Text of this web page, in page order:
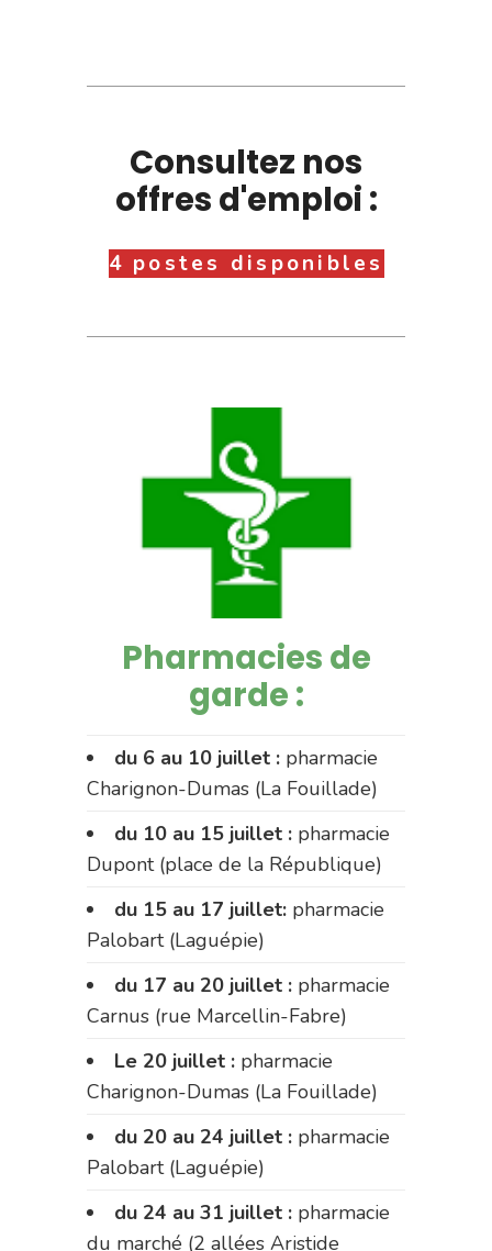
Consultez nos
offres d'emploi :
4 postes disponibles
Pharmacies de
garde :
du 6 au 10 juillet : pharmacie
Charignon-Dumas (La Fouillade)
du 10 au 15 juillet : pharmacie
Dupont (place de la République)
du 15 au 17 juillet: pharmacie
Palobart (Laguépie)
du 17 au 20 juillet : pharmacie
Carnus (rue Marcellin-Fabre)
Le 20 juillet : pharmacie
Charignon-Dumas (La Fouillade)
du 20 au 24 juillet : pharmacie
Palobart (Laguépie)
du 24 au 31 juillet : pharmacie
du marché (2 allées Aristide